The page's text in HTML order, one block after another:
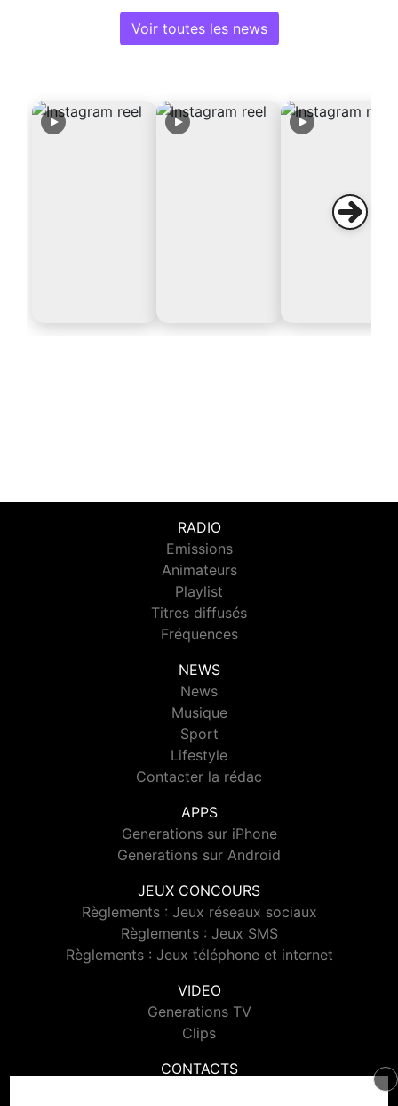
Voir toutes les news
RADIO
Emissions
Animateurs
Playlist
Titres diffusés
Fréquences
NEWS
News
Musique
Sport
Lifestyle
Contacter la rédac
APPS
Generations sur iPhone
Generations sur Android
JEUX CONCOURS
Règlements : Jeux réseaux sociaux
Règlements : Jeux SMS
Règlements : Jeux téléphone et internet
VIDEO
Generations TV
Clips
CONTACTS